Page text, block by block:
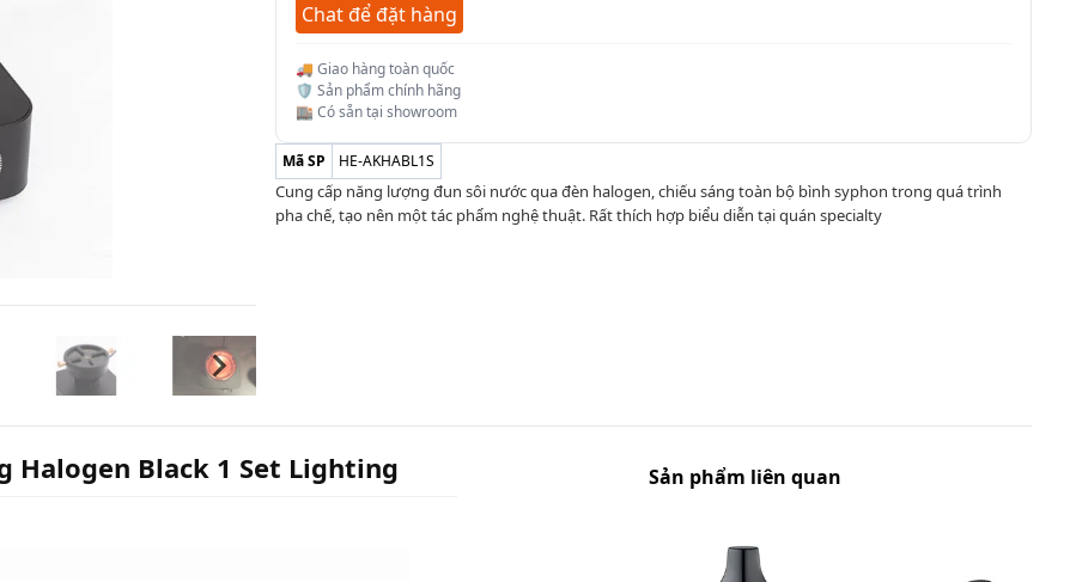
Chat để đặt hàng
🚚 Giao hàng toàn quốc
🛡️ Sản phẩm chính hãng
🏬 Có sẵn tại showroom
Mã SP HE-AKHABL1S
Cung cấp năng lượng đun sôi nước qua đèn halogen, chiếu sáng toàn bộ bình syphon trong quá trình
pha chế, tạo nên một tác phẩm nghệ thuật. Rất thích hợp biểu diễn tại quán specialty
Halogen Black 1 Set Lighting Sản phẩm liên quan